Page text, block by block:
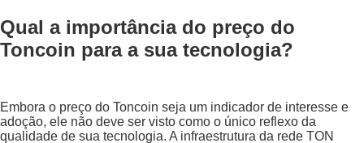
Qual a importância do preço do
Toncoin para a sua tecnologia?
Embora o preço do Toncoin seja um indicador de interesse e
adoção, ele não deve ser visto como o único reflexo da
qualidade de sua tecnologia. A infraestrutura da rede TON